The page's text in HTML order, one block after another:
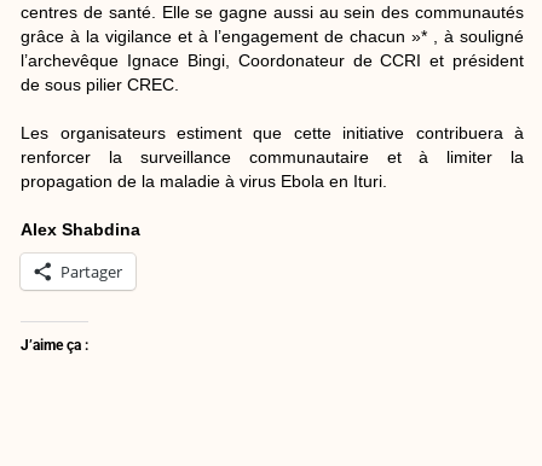
centres de santé. Elle se gagne aussi au sein des communautés
grâce à la vigilance et à l’engagement de chacun »* , à souligné
l’archevêque Ignace Bingi, Coordonateur de CCRI et président
de sous pilier CREC.
Les organisateurs estiment que cette initiative contribuera à
renforcer la surveillance communautaire et à limiter la
propagation de la maladie à virus Ebola en Ituri.
Alex Shabdina
Partager
J’aime ça :